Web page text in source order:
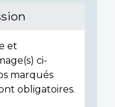
et
ci-
marqués
obligatoires.